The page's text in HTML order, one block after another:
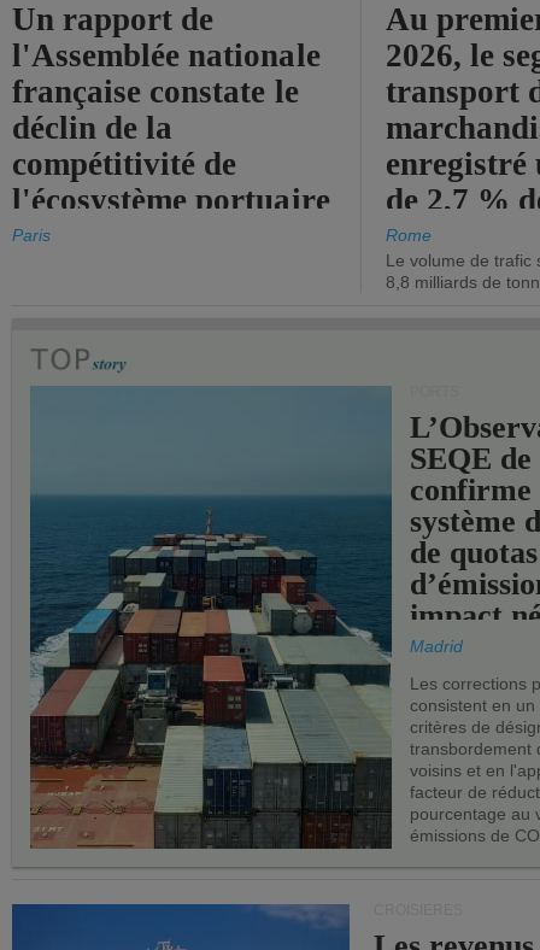
Un rapport de
l'Assemblée nationale
française constate le
déclin de la
compétitivité de
l'écosystème portuaire
de l'État.
Paris
Au
2026, le
transport
enregistré
de 2,7 %
chiffre
Rome
Le volume de trafic
8,8 milliards de
SEQE de
confirme
système
de quotas
impact
les ports
Madrid
Les corrections
consistent en
critères de
transbordement
voisins et en
facteur de
pourcentage au
émissions de